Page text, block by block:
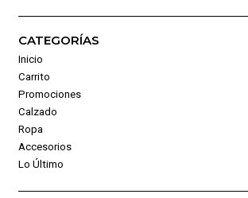
CATEGORÍAS
Inicio
Carrito
Promociones
Calzado
Ropa
Accesorios
Lo Último